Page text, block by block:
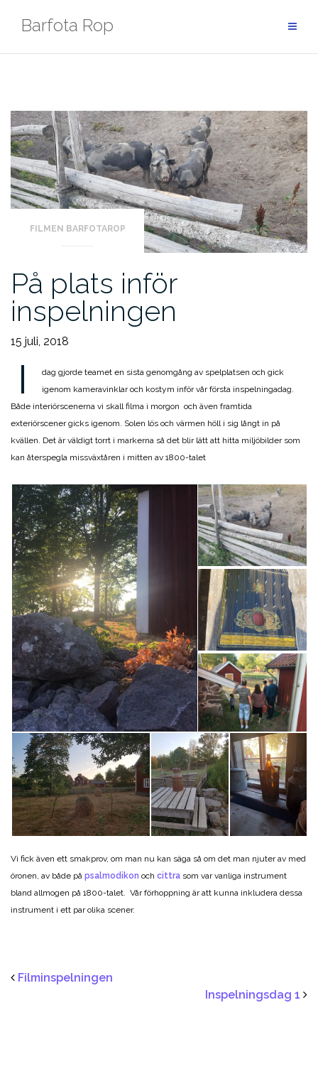
Barfota Rop
FILMEN BARFOTAROP
På plats inför
inspelningen
15 juli, 2018
I
dag gjorde teamet en sista genomgång av spelplatsen och gick
igenom kameravinklar och kostym inför vår första inspelningadag.
Både interiörscenerna vi skall filma i morgon och även framtida
exteriörscener gicks igenom. Solen lös och värmen höll i sig långt in på
kvällen. Det är väldigt torrt i markerna så det blir lätt att hitta miljöbilder som
kan återspegla missväxtåren i mitten av 1800-talet
Vi fick även ett smakprov, om man nu kan säga så om det man njuter av med
öronen, av både på psalmodikon och cittra som var vanliga instrument
bland allmogen på 1800-talet. Vår förhoppning är att kunna inkludera dessa
instrument i ett par olika scener.
Filminspelningen
Inspelningsdag 1